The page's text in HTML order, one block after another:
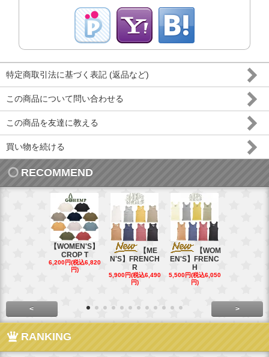
特定商取引法に基づく表記 (返品など)
この商品について問い合わせる
この商品を友達に教える
買い物を続ける
RECOMMEND
【WOMEN'S】
CROP T
6,200円(税込6,820
円)
【ME
N'S】FRENCH
R
5,900円(税込6,490
円)
【WOM
EN'S】FRENC
H
5,500円(税込6,050
円)
< >
RANKING